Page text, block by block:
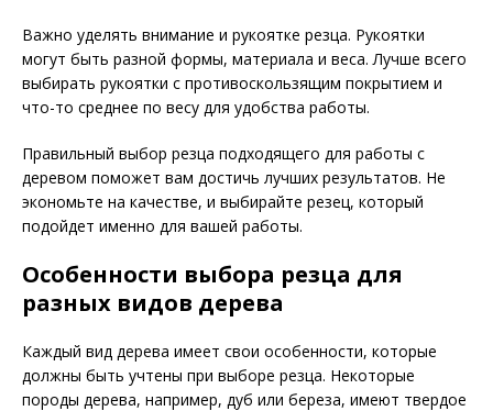
Важно уделять внимание и рукоятке резца. Рукоятки
могут быть разной формы, материала и веса. Лучше всего
выбирать рукоятки с противоскользящим покрытием и
что-то среднее по весу для удобства работы.
Правильный выбор резца подходящего для работы с
деревом поможет вам достичь лучших результатов. Не
экономьте на качестве, и выбирайте резец, который
подойдет именно для вашей работы.
Особенности выбора резца для
разных видов дерева
Каждый вид дерева имеет свои особенности, которые
должны быть учтены при выборе резца. Некоторые
породы дерева, например, дуб или береза, имеют твердое